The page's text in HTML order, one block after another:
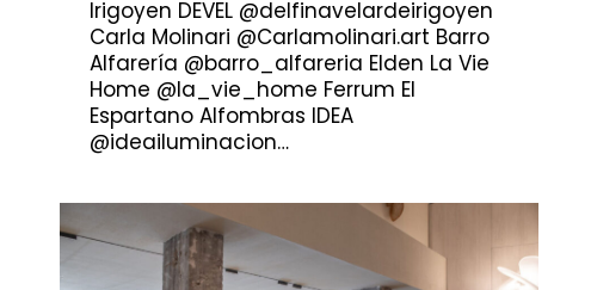
Irigoyen DEVEL @delfinavelardeirigoyen
Carla Molinari @Carlamolinari.art Barro
Alfarería @barro_alfareria Elden La Vie
Home @la_vie_home Ferrum El
Espartano Alfombras IDEA
@ideailuminacion…